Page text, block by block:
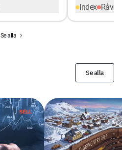
Index
Se alla
Se alla